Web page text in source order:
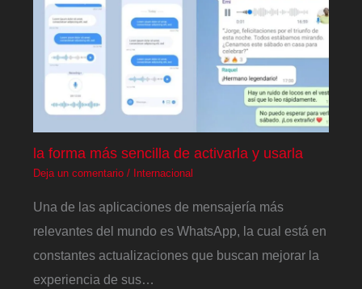
la forma más sencilla de activarla y usarla
Deja un comentario / Internacional
Una de las aplicaciones de mensajería más
relevantes del mundo es WhatsApp, la cual está en
constantes actualizaciones que buscan mejorar la
experiencia de sus…